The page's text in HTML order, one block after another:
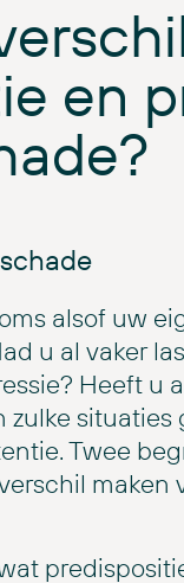
en
alsof uw
u al vaker
Heeft u
zulke
Twee
maken